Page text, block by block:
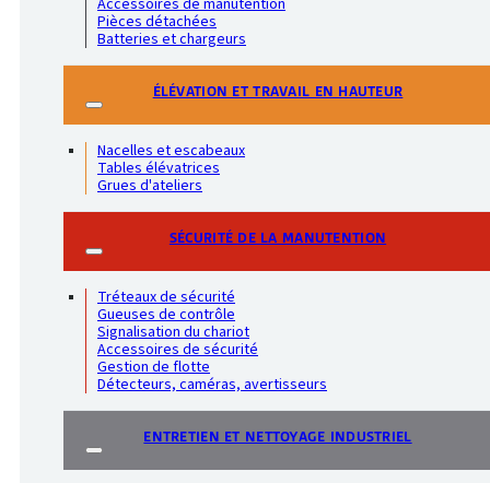
Pièces détachées
Batteries et chargeurs
ÉLÉVATION ET TRAVAIL EN HAUTEUR
Nacelles et escabeaux
Tables élévatrices
Grues d'ateliers
SÉCURITÉ DE LA MANUTENTION
Tréteaux de sécurité
Gueuses de contrôle
Signalisation du chariot
Accessoires de sécurité
Gestion de flotte
Détecteurs, caméras, avertisseurs
ENTRETIEN ET NETTOYAGE INDUSTRIEL